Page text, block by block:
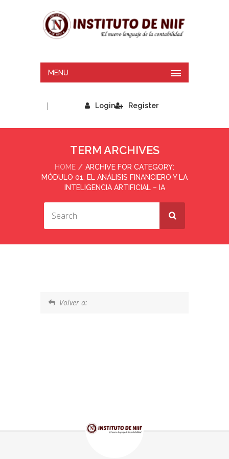
MENU
Login
| Register
TERM ARCHIVES
HOME
ARCHIVE FOR CATEGORY:
MÓDULO 01: EL ANÁLISIS FINANCIERO Y LA
INTELIGENCIA ARTIFICIAL – IA
Volver a: